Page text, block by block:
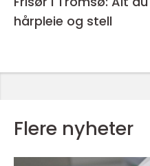
hårpleie og stell
Flere nyheter